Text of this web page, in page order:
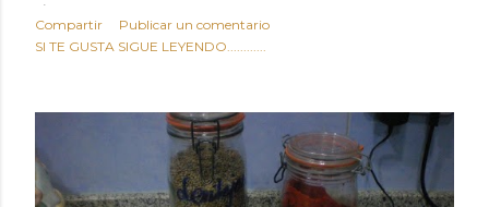
típicas patatas de bolsa, frutos secos fritos o snacks
ultraprocesados llenos de grasas saturadas y sodio?
sabroso, con ese toque tostado y crujiente que tanto nos
satisface. Estas alubias crujientes al horno van a cambiar
por completo tu forma de ver las legumbres. Olvídate de
asociar las alubias únicamente a los guisos tradicionales y
Compartir
Publicar un comentario
SI TE GUSTA SIGUE LEYENDO............